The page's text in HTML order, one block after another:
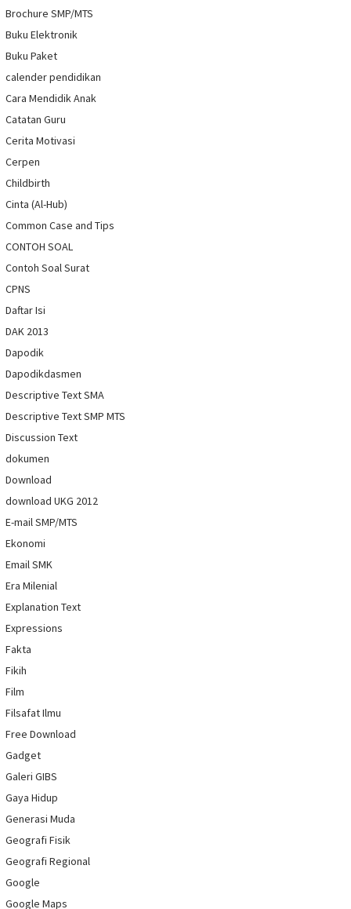
Brochure SMP/MTS
Buku Elektronik
Buku Paket
calender pendidikan
Cara Mendidik Anak
Catatan Guru
Cerita Motivasi
Cerpen
Childbirth
Cinta (Al-Hub)
Common Case and Tips
CONTOH SOAL
Contoh Soal Surat
CPNS
Daftar Isi
DAK 2013
Dapodik
Dapodikdasmen
Descriptive Text SMA
Descriptive Text SMP MTS
Discussion Text
dokumen
Download
download UKG 2012
E-mail SMP/MTS
Ekonomi
Email SMK
Era Milenial
Explanation Text
Expressions
Fakta
Fikih
Film
Filsafat Ilmu
Free Download
Gadget
Galeri GIBS
Gaya Hidup
Generasi Muda
Geografi Fisik
Geografi Regional
Google
Google Maps